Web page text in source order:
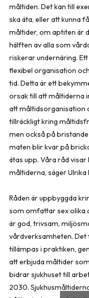
måltiden. Det kan till
ska äta, eller att kunna
måltider, om aptiten är
hälften av alla som
riskerar undernäring.
flexibel organisation
tid. Detta är ett
orsak till att måltiderna
att måltidsorganisation
tillräckligt kring
men också på
maten blir kvar på
ätas upp. Våra råd
måltiderna, säger Ulrika
Råden är uppbyggda
som omfattar sex olika
är god, trivsam,
vårdverksamheten. Det
tillämpas i praktiken,
att erbjuda måltider
bidrar sjukhuset till
2030.